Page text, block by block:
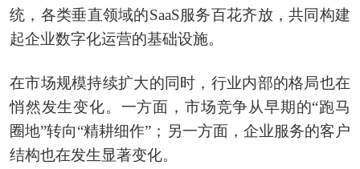
统，各类垂直领域的SaaS服务百花齐放，共同构建
起企业数字化运营的基础设施。
在市场规模持续扩大的同时，行业内部的格局也在
悄然发生变化。一方面，市场竞争从早期的“跑马
圈地”转向“精耕细作”；另一方面，企业服务的客户
结构也在发生显著变化。